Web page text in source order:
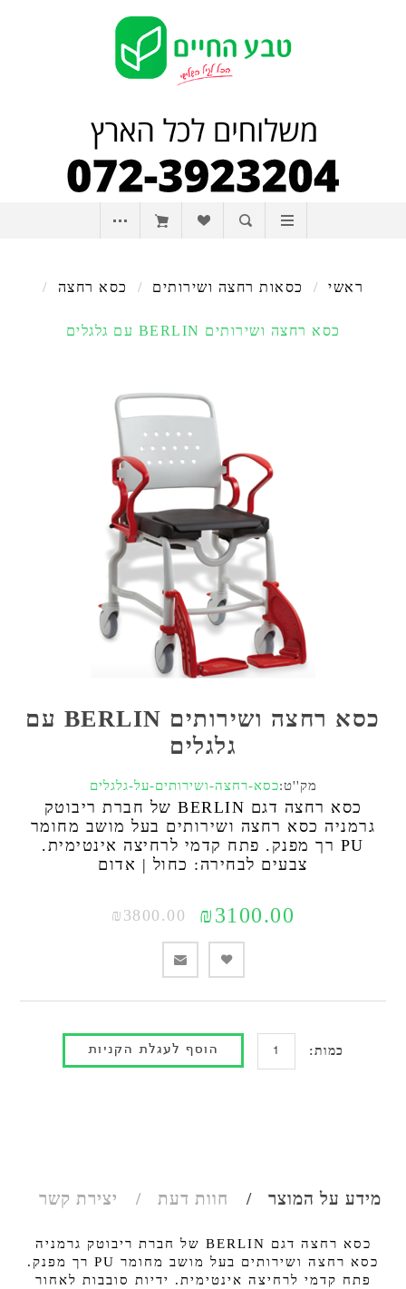
ראשי / כסאות רחצה ושירותים / כסא רחצה /
כסא רחצה ושירותים BERLIN עם גלגלים
כסא רחצה ושירותים BERLIN עם
גלגלים
מק''ט:כסא-רחצה-ושירותים-על-גלגלים
כסא רחצה דגם BERLIN של חברת ריבוטק
גרמניה כסא רחצה ושירותים בעל מושב מחומר
PU רך מפנק. פתח קדמי לרחיצה אינטימית.
צבעים לבחירה: כחול | אדום
₪3100.00
₪3800.00
כמות:
מידע על המוצר חוות דעת יצירת קשר
כסא רחצה דגם BERLIN של חברת ריבוטק גרמניה
כסא רחצה ושירותים בעל מושב מחומר PU רך מפנק.
פתח קדמי לרחיצה אינטימית. ידיות סובבות לאחור